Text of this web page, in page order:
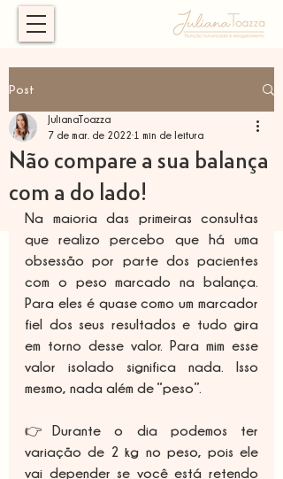
Post
Não compare a sua balança
com a do lado!
JulianaToazza
7 de mar. de 2022 1 min de leitura
Na maioria das primeiras consultas
que realizo percebo que há uma
obsessão por parte dos pacientes
com o peso marcado na balança.
Para eles é quase como um marcador
fiel dos seus resultados e tudo gira
em torno desse valor. Para mim esse
valor isolado significa nada. Isso
mesmo, nada além de “peso”.
👉Durante o dia podemos ter
variação de 2 kg no peso, pois ele
vai depender se você está retendo